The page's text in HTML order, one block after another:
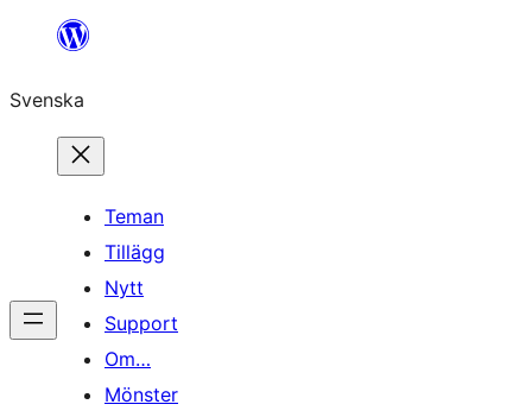
Hoppa
innehåll
Svenska
Teman
Tillägg
Nytt
Support
Om…
Mönster